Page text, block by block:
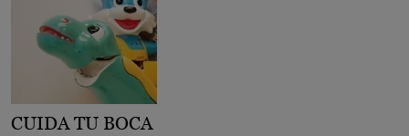
CUIDA TU BOCA